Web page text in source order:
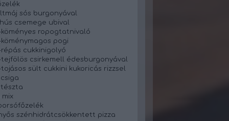
sós burgonyával
hús csemege ubival
köményes ropogtatnivaló
pogi
cukkinigolyó
tejfölös csirkemell édesburgonyával
sült cukkini kukoricás rizzsel
szénhidrátcsökkentett pizza